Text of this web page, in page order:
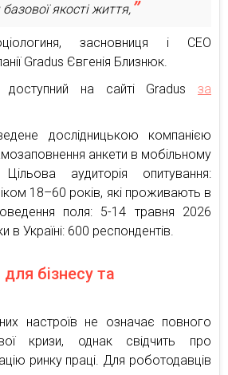
якості життя,
засновниця і CEO
Gradus Євгенія Близнюк.
доступний на сайті Gradus за
дослідницькою компанією
анкети в мобільному
аудиторія опитування:
18–60 років, які проживають в
поля: 5-14 травня 2026
в Україні: 600 респондентів.
бізнесу та
настроїв не означає повного
кризи, однак свідчить про
ринку праці. Для роботодавців